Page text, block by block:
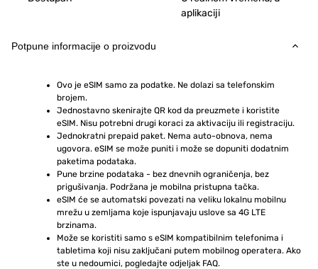
aplikaciji
Potpune informacije o proizvodu
Ovo je eSIM samo za podatke. Ne dolazi sa telefonskim
brojem.
Jednostavno skenirajte QR kod da preuzmete i koristite
eSIM. Nisu potrebni drugi koraci za aktivaciju ili registraciju.
Jednokratni prepaid paket. Nema auto-obnova, nema
ugovora. eSIM se može puniti i može se dopuniti dodatnim
paketima podataka.
Pune brzine podataka - bez dnevnih ograničenja, bez
prigušivanja. Podržana je mobilna pristupna tačka.
eSIM će se automatski povezati na veliku lokalnu mobilnu
mrežu u zemljama koje ispunjavaju uslove sa 4G LTE
brzinama.
Može se koristiti samo s eSIM kompatibilnim telefonima i
tabletima koji nisu zaključani putem mobilnog operatera. Ako
ste u nedoumici, pogledajte odjeljak FAQ.